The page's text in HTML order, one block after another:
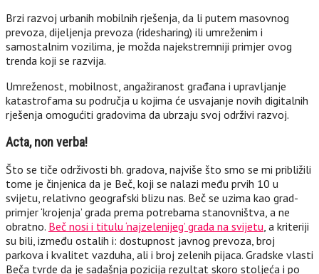
Brzi razvoj urbanih mobilnih rješenja, da li putem masovnog
prevoza, dijeljenja prevoza (ridesharing) ili umreženim i
samostalnim vozilima, je možda najekstremniji primjer ovog
trenda koji se razvija.
Umreženost, mobilnost, angažiranost građana i upravljanje
katastrofama su područja u kojima će usvajanje novih digitalnih
rješenja omogućiti gradovima da ubrzaju svoj održivi razvoj.
Acta, non verba!
Što se tiče održivosti bh. gradova, najviše što smo se mi približili
tome je činjenica da je Beč, koji se nalazi među prvih 10 u
svijetu, relativno geografski blizu nas. Beč se uzima kao grad-
primjer ‘krojenja’ grada prema potrebama stanovništva, a ne
obratno. Beč nosi i titulu ‘najzelenijeg’ grada na svijetu , a kriteriji
su bili, između ostalih i: dostupnost javnog prevoza, broj
parkova i kvalitet vazduha, ali i broj zelenih pijaca. Gradske vlasti
Beča tvrde da je sadašnja pozicija rezultat skoro stoljeća i po